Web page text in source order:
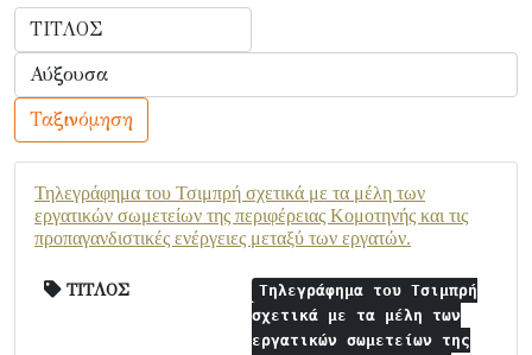
Ταξινόμηση
Τηλεγράφημα του Τσιμπρή σχετικά με τα μέλη των
εργατικών σωμετείων της περιφέρειας Κομοτηνής και τις
προπαγανδιστικές ενέργειες μεταξύ των εργατών.
ΤΙΤΛΟΣ
Τηλεγράφημα του Τσιμπρή
σχετικά με τα μέλη των
εργατικών σωμετείων της